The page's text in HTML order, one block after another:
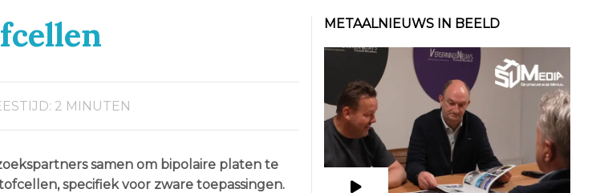
2 MINUTEN
samen om bipolaire platen te
specifiek voor zware toepassingen.
METAALNIEUWS IN BEELD